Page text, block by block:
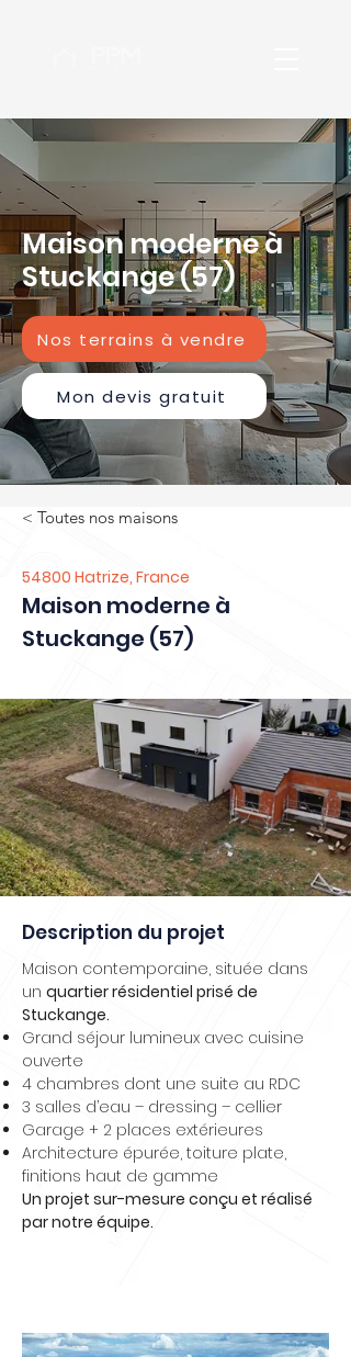
Maison moderne à
Stuckange (57)
Nos terrains à vendre
Mon devis gratuit
< Toutes nos maisons
54800 Hatrize, France
Maison moderne à
Stuckange (57)
Description du projet
Maison contemporaine, située dans
un quartier résidentiel prisé de
Stuckange.
Grand séjour lumineux avec cuisine
ouverte
4 chambres dont une suite au RDC
3 salles d’eau – dressing – cellier
Garage + 2 places extérieures
Architecture épurée, toiture plate,
finitions haut de gamme
Un projet sur-mesure conçu et réalisé
par notre équipe.